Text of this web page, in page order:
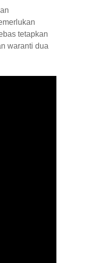
tetapkan
waranti dua